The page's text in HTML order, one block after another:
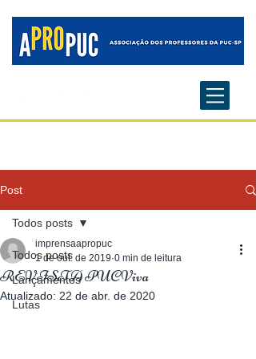
Post
Todos posts
Lançamentos
Lutas
Todos posts
REVISTA PUCViva
imprensaapropuc
1 de out. de 2019 0 min de leitura
Atualizado: 22 de abr. de 2020